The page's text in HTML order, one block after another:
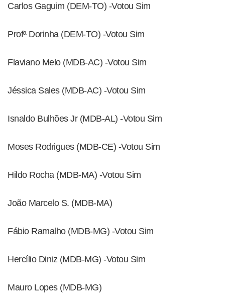
Carlos Gaguim (DEM-TO) -Votou Sim
Profª Dorinha (DEM-TO) -Votou Sim
Flaviano Melo (MDB-AC) -Votou Sim
Jéssica Sales (MDB-AC) -Votou Sim
Isnaldo Bulhões Jr (MDB-AL) -Votou Sim
Moses Rodrigues (MDB-CE) -Votou Sim
Hildo Rocha (MDB-MA) -Votou Sim
João Marcelo S. (MDB-MA)
Fábio Ramalho (MDB-MG) -Votou Sim
Hercílio Diniz (MDB-MG) -Votou Sim
Mauro Lopes (MDB-MG)